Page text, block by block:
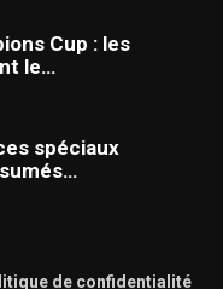
Cup : les
le…
spéciaux
de confidentialité